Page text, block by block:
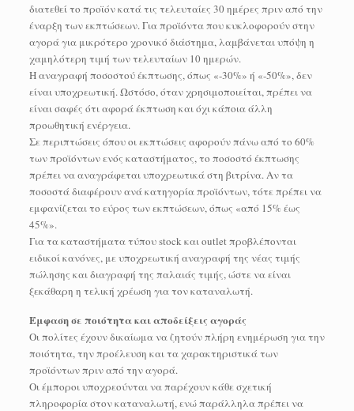
διατεθεί το προϊόν κατά τις τελευταίες 30 ημέρες πριν από την
έναρξη των εκπτώσεων. Για προϊόντα που κυκλοφορούν στην
αγορά για μικρότερο χρονικό διάστημα, λαμβάνεται υπόψη η
χαμηλότερη τιμή των τελευταίων 10 ημερών.
Η αναγραφή ποσοστού έκπτωσης, όπως «-30%» ή «-50%», δεν
είναι υποχρεωτική. Ωστόσο, όταν χρησιμοποιείται, πρέπει να
είναι σαφές ότι αφορά έκπτωση και όχι κάποια άλλη
προωθητική ενέργεια.
Σε περιπτώσεις όπου οι εκπτώσεις αφορούν πάνω από το 60%
των προϊόντων ενός καταστήματος, το ποσοστό έκπτωσης
πρέπει να αναγράφεται υποχρεωτικά στη βιτρίνα. Αν τα
ποσοστά διαφέρουν ανά κατηγορία προϊόντων, τότε πρέπει να
εμφανίζεται το εύρος των εκπτώσεων, όπως «από 15% έως
45%».
Για τα καταστήματα τύπου stock και outlet προβλέπονται
ειδικοί κανόνες, με υποχρεωτική αναγραφή της νέας τιμής
πώλησης και διαγραφή της παλαιάς τιμής, ώστε να είναι
ξεκάθαρη η τελική χρέωση για τον καταναλωτή.
Έμφαση σε ποιότητα και αποδείξεις αγοράς
Οι πολίτες έχουν δικαίωμα να ζητούν πλήρη ενημέρωση για την
ποιότητα, την προέλευση και τα χαρακτηριστικά των
προϊόντων πριν από την αγορά.
Οι έμποροι υποχρεούνται να παρέχουν κάθε σχετική
πληροφορία στον καταναλωτή, ενώ παράλληλα πρέπει να